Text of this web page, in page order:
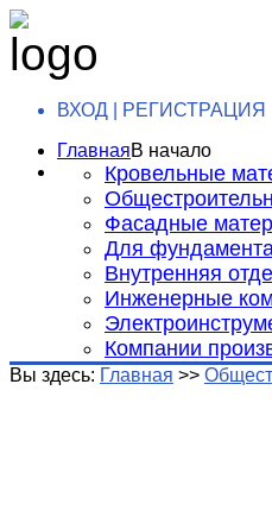
ВХОД | РЕГИСТРАЦИЯ
ГлавнаяВ начало
Кровельные
Фасадные
Для
Внутренняя
Инженерные
Компании
Вы здесь: Главная >>